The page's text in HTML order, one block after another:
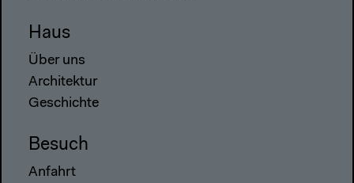
Haus
Über uns
Architektur
Geschichte
Besuch
Anfahrt